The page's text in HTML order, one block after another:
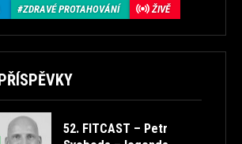
ZDRAVÉ PROTAHOVÁNÍ ŽIVĚ
52. FITCAST – Petr